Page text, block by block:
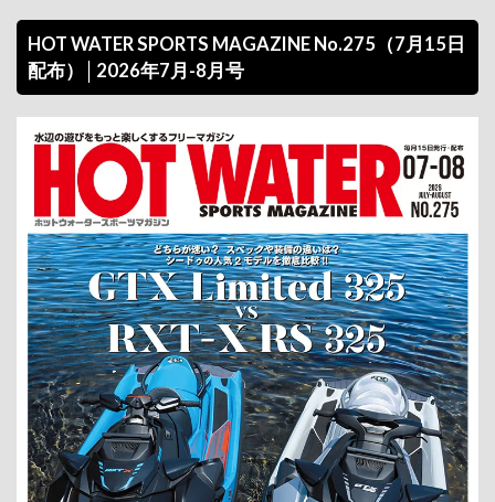
HOT WATER SPORTS MAGAZINE No.275（7月15日
配布）│2026年7月-8月号